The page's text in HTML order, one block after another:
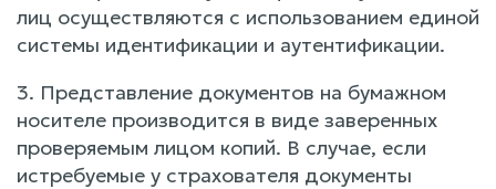
лиц осуществляются с использованием единой
системы идентификации и аутентификации.
3. Представление документов на бумажном
носителе производится в виде заверенных
проверяемым лицом копий. В случае, если
истребуемые у страхователя документы